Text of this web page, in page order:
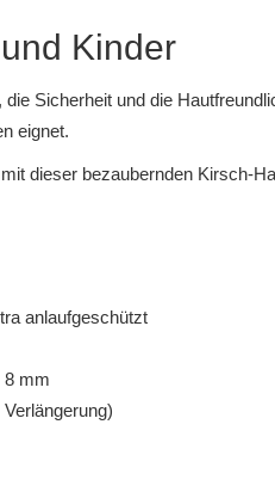
Kinder
Sicherheit und die
eignet.
dieser bezaubernden Kirsch-
anlaufgeschützt
8 mm